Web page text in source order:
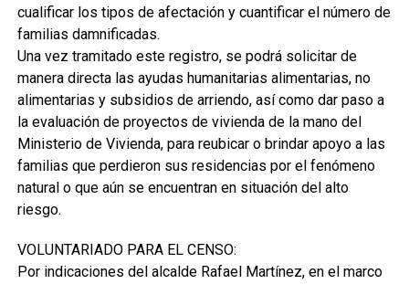
cualificar los tipos de afectación y cuantificar el número de
familias damnificadas.
Una vez tramitado este registro, se podrá solicitar de
manera directa las ayudas humanitarias alimentarias, no
alimentarias y subsidios de arriendo, así como dar paso a
la evaluación de proyectos de vivienda de la mano del
Ministerio de Vivienda, para reubicar o brindar apoyo a las
familias que perdieron sus residencias por el fenómeno
natural o que aún se encuentran en situación del alto
riesgo.
VOLUNTARIADO PARA EL CENSO:
Por indicaciones del alcalde Rafael Martínez, en el marco